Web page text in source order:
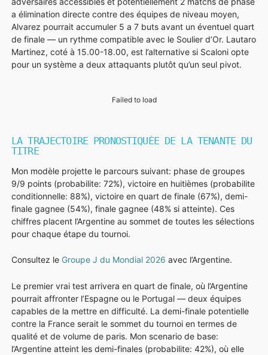
a élimination directe contre des équipes de niveau moyen,
Alvarez pourrait accumuler 5 a 7 buts avant un éventuel quart
de finale — un rythme compatible avec le Soulier d’Or. Lautaro
Martinez, coté à 15.00-18.00, est l’alternative si Scaloni opte
pour un système a deux attaquants plutôt qu’un seul pivot.
Failed to load
LA TRAJECTOIRE PRONOSTIQUÉE DE LA TENANTE DU
TITRE
Mon modèle projette le parcours suivant: phase de groupes
9/9 points (probabilite: 72%), victoire en huitièmes (probabilite
conditionnelle: 88%), victoire en quart de finale (67%), demi-
finale gagnee (54%), finale gagnee (48% si atteinte). Ces
chiffres placent l’Argentine au sommet de toutes les sélections
pour chaque étape du tournoi.
Consultez le Groupe J du Mondial 2026 avec l’Argentine.
Le premier vrai test arrivera en quart de finale, où l’Argentine
pourrait affronter l’Espagne ou le Portugal — deux équipes
capables de la mettre en difficulté. La demi-finale potentielle
contre la France serait le sommet du tournoi en termes de
qualité et de volume de paris. Mon scenario de base:
l’Argentine atteint les demi-finales (probabilite: 42%), où elle